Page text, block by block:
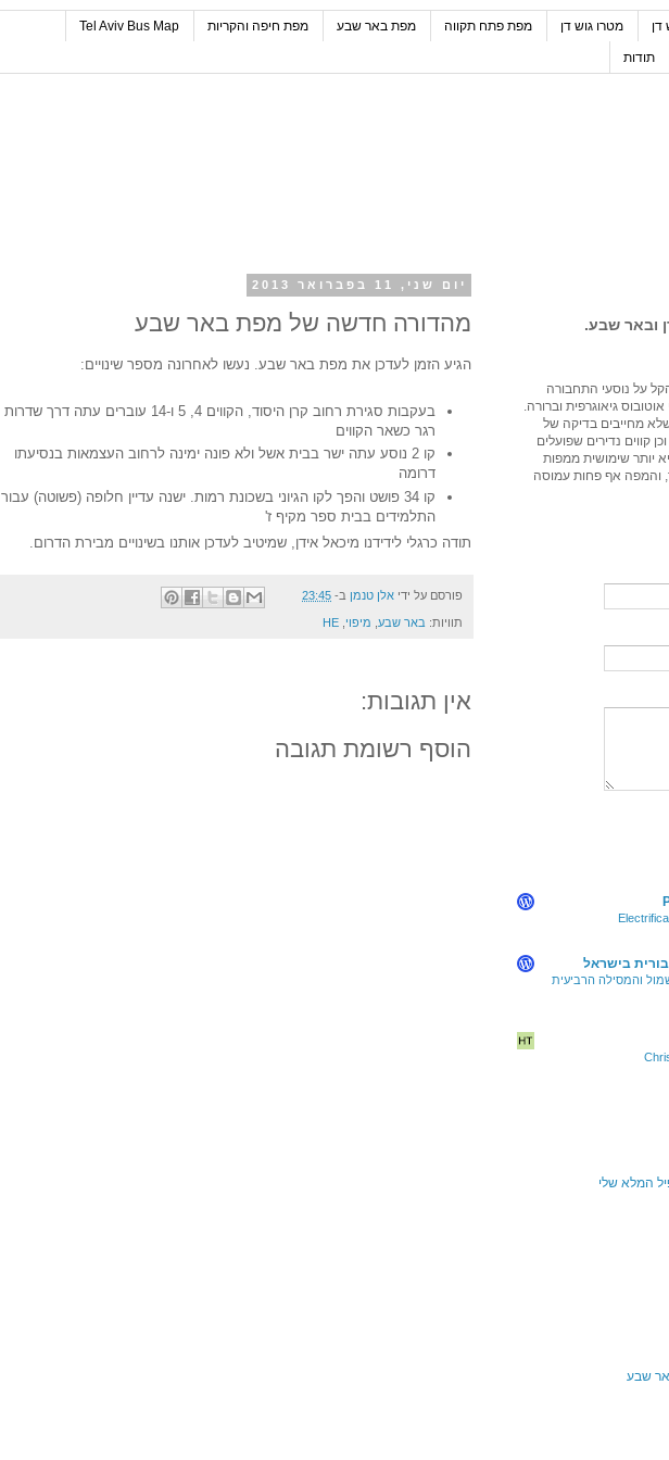
דן מטרו גוש דן מפת פתח תקווה מפת באר שבע מפת חיפה והקריות Tel Aviv Bus Map
תודות
יום שני, 11 בפברואר 2013
מהדורה חדשה של מפת באר שבע
הגיע הזמן לעדכן את מפת באר שבע. נעשו לאחרונה מספר שינויים:
בעקבות סגירת רחוב קרן היסוד, הקווים 4, 5 ו-14 עוברים עתה דרך שדרות
רגר כשאר הקווים
קו 2 נוסע עתה ישר בבית אשל ולא פונה ימינה לרחוב העצמאות בנסיעתו
דרומה
קו 34 פושט והפך לקו הגיוני בשכונת רמות. ישנה עדיין חלופה (פשוטה) עבור
התלמידים בבית ספר מקיף ז'
תודה כרגלי לידידנו מיכאל אידן, שמיטיב לעדכן אותנו בשינויים מבירת הדרום.
פורסם על ידי אלן טנמן ב- 23:45
תוויות: באר שבע מיפוי HE
אין תגובות:
הוסף רשומת תגובה
ובאר שבע.
על נוסעי התחבורה
גיאוגרפית וברורה.
מחייבים בדיקה של
קווים נדירים שפועלים
יותר שימושית ממפות
והמפה אף פחות עמוסה
בישראל
והמסילה הרביעית
המלא שלי
שבע